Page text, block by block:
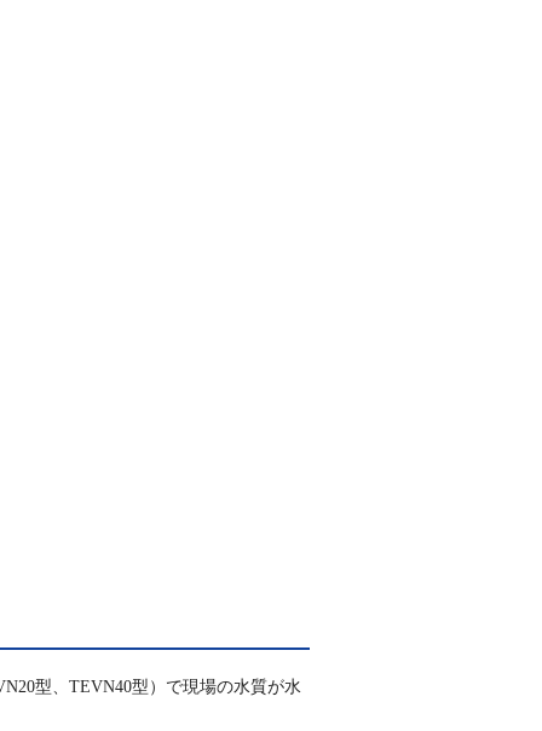
型、TEVN40型）で現場の水質が水